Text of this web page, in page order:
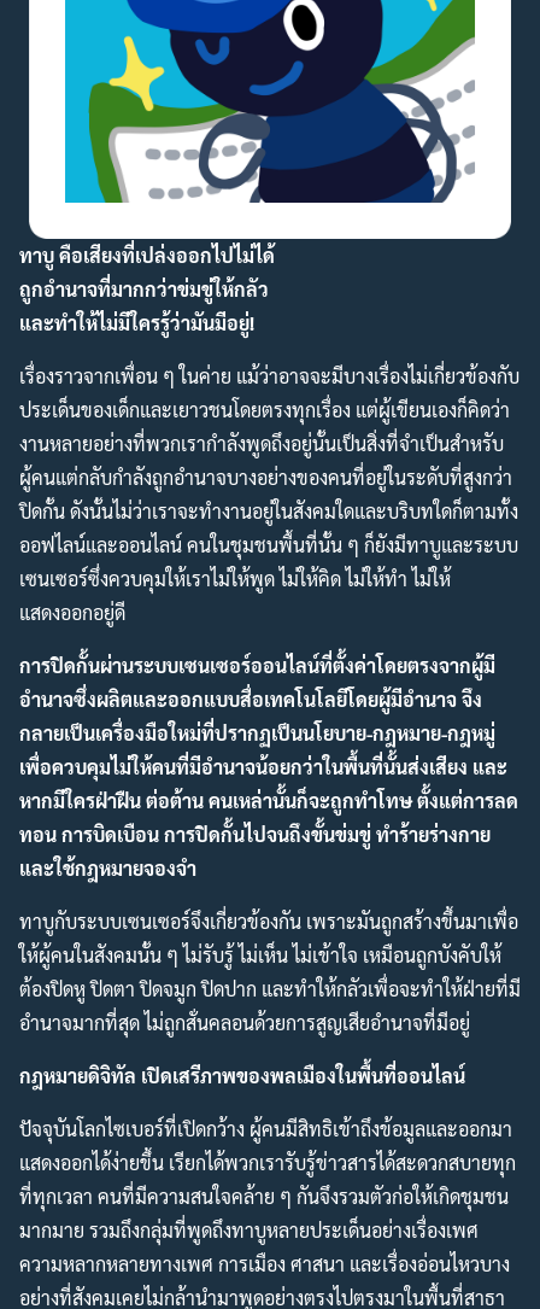
ทาบู คือเสียงที่เปล่งออกไปไม่ได้
ถูกอำนาจที่มากกว่าข่มขู่ให้กลัว
และทำให้ไม่มีใครรู้ว่ามันมีอยู่!
เรื่องราวจากเพื่อน ๆ ในค่าย แม้ว่าอาจจะมีบางเรื่องไม่เกี่ยวข้องกับ
ประเด็นของเด็กและเยาวชนโดยตรงทุกเรื่อง แต่ผู้เขียนเองก็คิดว่า
งานหลายอย่างที่พวกเรากำลังพูดถึงอยู่นั้นเป็นสิ่งที่จำเป็นสำหรับ
ผู้คนแต่กลับกำลังถูกอำนาจบางอย่างของคนที่อยู่ในระดับที่สูงกว่า
ปิดกั้น ดังนั้นไม่ว่าเราจะทำงานอยู่ในสังคมใดและบริบทใดก็ตามทั้ง
ออฟไลน์และออนไลน์ คนในชุมชนพื้นที่นั้น ๆ ก็ยังมีทาบูและระบบ
เซนเซอร์ซึ่งควบคุมให้เราไม่ให้พูด ไม่ให้คิด ไม่ให้ทำ ไม่ให้
แสดงออกอยู่ดี
การปิดกั้นผ่านระบบเซนเซอร์ออนไลน์ที่ตั้งค่าโดยตรงจากผู้มี
อำนาจซึ่งผลิตและออกแบบสื่อเทคโนโลยีโดยผู้มีอำนาจ จึง
กลายเป็นเครื่องมือใหม่ที่ปรากฏเป็นนโยบาย-กฎหมาย-กฎหมู่
เพื่อควบคุมไม่ให้คนที่มีอำนาจน้อยกว่าในพื้นที่นั้นส่งเสียง และ
หากมีใครฝ่าฝืน ต่อต้าน คนเหล่านั้นก็จะถูกทำโทษ ตั้งแต่การลด
ทอน การบิดเบือน การปิดกั้นไปจนถึงขั้นข่มขู่ ทำร้ายร่างกาย
และใช้กฎหมายจองจำ
ทาบูกับระบบเซนเซอร์จึงเกี่ยวข้องกัน เพราะมันถูกสร้างขึ้นมาเพื่อ
ให้ผู้คนในสังคมนั้น ๆ ไม่รับรู้ ไม่เห็น ไม่เข้าใจ เหมือนถูกบังคับให้
ต้องปิดหู ปิดตา ปิดจมูก ปิดปาก และทำให้กลัวเพื่อจะทำให้ฝ่ายที่มี
อำนาจมากที่สุด ไม่ถูกสั่นคลอนด้วยการสูญเสียอำนาจที่มีอยู่
กฎหมายดิจิทัล เปิดเสรีภาพของพลเมืองในพื้นที่ออนไลน์
ปัจจุบันโลกไซเบอร์ที่เปิดกว้าง ผู้คนมีสิทธิเข้าถึงข้อมูลและออกมา
แสดงออกได้ง่ายขึ้น เรียกได้พวกเรารับรู้ข่าวสารได้สะดวกสบายทุก
ที่ทุกเวลา คนที่มีความสนใจคล้าย ๆ กันจึงรวมตัวก่อให้เกิดชุมชน
มากมาย รวมถึงกลุ่มที่พูดถึงทาบูหลายประเด็นอย่างเรื่องเพศ
ความหลากหลายทางเพศ การเมือง ศาสนา และเรื่องอ่อนไหวบาง
อย่างที่สังคมเคยไม่กล้านำมาพูดอย่างตรงไปตรงมาในพื้นที่สาธา